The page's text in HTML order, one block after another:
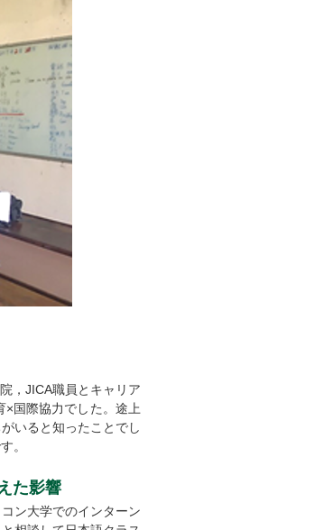
，JICA職員とキャリア
国際協力でした。途上
いると知ったことでし
。
た影響
ン大学でのインターン